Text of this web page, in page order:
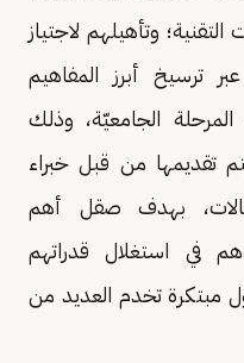
التقنية؛ وتأهيلهم لاجتياز
ترسيخ أبرز المفاهيم
المرحلة الجامعيّة، وذلك
تقديمها من قبل خبراء
بهدف صقل أهم
في استغلال قدراتهم
مبتكرة تخدم العديد من